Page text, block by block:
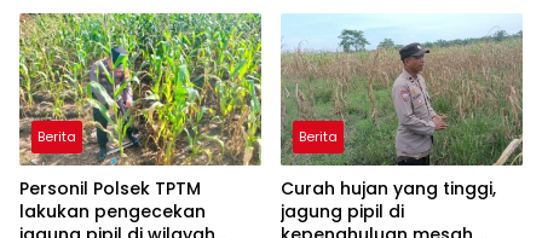
pipil di wilayah hukum
Polsek TPTM
matoa kepada
masyarakat
Berita
Personil Polsek TPTM
lakukan pengecekan
Berita
Curah hujan yang tinggi,
jagung pipil di